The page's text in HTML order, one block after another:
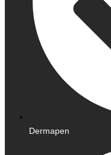
Dermapen